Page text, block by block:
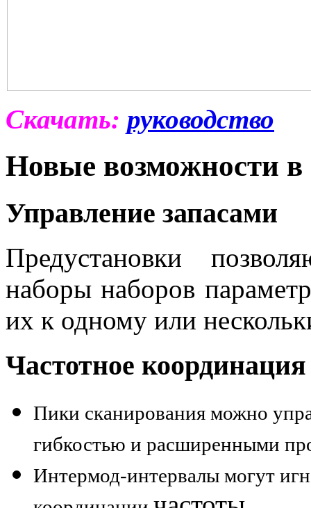
Скачать: руководство
Новые возможности в
Управление запасами
Предустановки
наборы наборов
их к одному или
Частотное координация
Пики сканирования можно
гибкостью и расширенными
Интермод-интервалы могут